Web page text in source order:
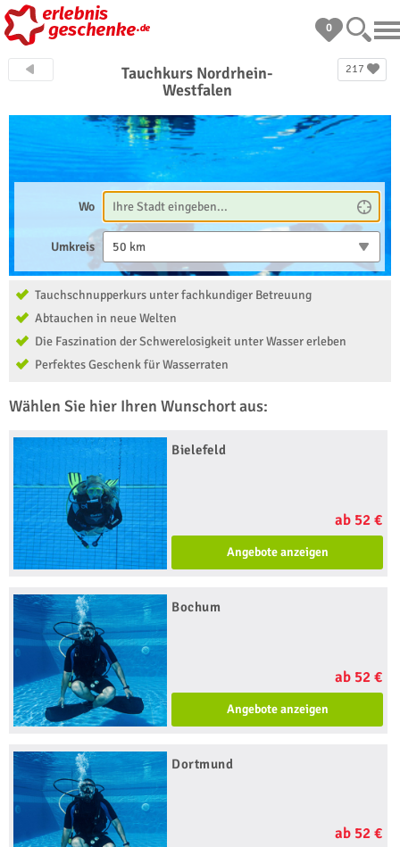
0
217
Tauchkurs Nordrhein-
Westfalen
Wo
Umkreis 50 km
Tauchschnupperkurs unter fachkundiger Betreuung
Abtauchen in neue Welten
Die Faszination der Schwerelosigkeit unter Wasser erleben
Perfektes Geschenk für Wasserraten
Wählen Sie hier Ihren Wunschort aus:
Bielefeld
ab 52 €
Angebote anzeigen
Bochum
ab 52 €
Angebote anzeigen
Dortmund
ab 52 €